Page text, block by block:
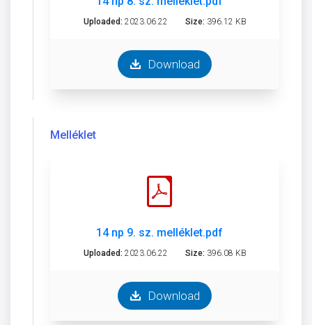
Uploaded: 2023.06.22 Size: 396.12 KB
Download
Melléklet
14 np 9. sz. melléklet.pdf
Uploaded: 2023.06.22 Size: 396.08 KB
Download